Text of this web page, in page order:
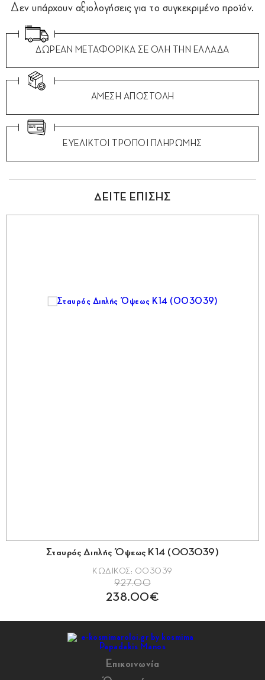
Δεν υπάρχουν αξιολογήσεις για το συγκεκριμένο προϊόν.
ΔΩΡΕΑΝ ΜΕΤΑΦΟΡΙΚΑ ΣΕ ΟΛΗ ΤΗΝ ΕΛΛΑΔΑ
ΑΜΕΣΗ ΑΠΟΣΤΟΛΗ
ΕΥΕΛΙΚΤΟΙ ΤΡΟΠΟΙ ΠΛΗΡΩΜΗΣ
ΔΕΙΤΕ ΕΠΙΣΗΣ
Σταυρός Διπλής Όψεως Κ14 (003039)
ΚΩΔΙΚΟΣ: 003039
927.00
238.00€
Επικοινωνία